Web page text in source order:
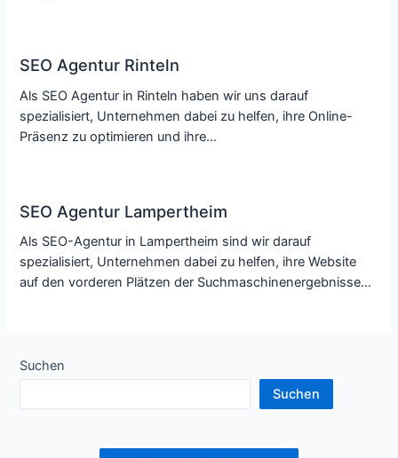
SEO Agentur Rinteln
Als SEO Agentur in Rinteln haben wir uns darauf
spezialisiert, Unternehmen dabei zu helfen, ihre Online-
Präsenz zu optimieren und ihre…
SEO Agentur Lampertheim
Als SEO-Agentur in Lampertheim sind wir darauf
spezialisiert, Unternehmen dabei zu helfen, ihre Website
auf den vorderen Plätzen der Suchmaschinenergebnisse…
Suchen
Suchen